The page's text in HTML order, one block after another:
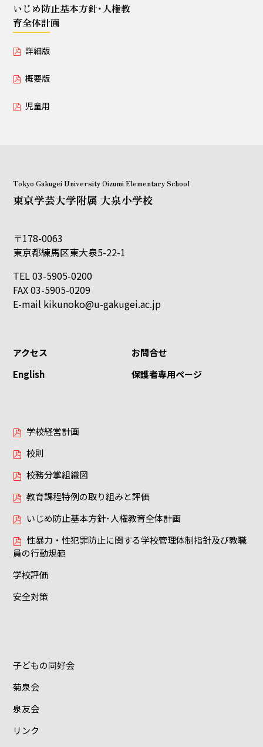
いじめ防止基本方針･人権教育全体計画
詳細版
児童用
いじめ防止基本方針･人権教
育全体計画
詳細版
概要版
児童用
Tokyo Gakugei University Oizumi Elementary School
東京学芸大学附属 大泉小学校
〒178-0063
東京都練馬区東大泉5-22-1
TEL 03-5905-0200
FAX 03-5905-0209
E-mail kikunoko@u-gakugei.ac.jp
アクセス
お問合せ
English
保護者専用ページ
学校経営計画
校則
校務分掌組織図
教育課程特例の取り組みと評価
いじめ防止基本方針･人権教育全体計画
性暴力・性犯罪防止に関する学校管理体制指針及び教職
員の行動規範
学校評価
安全対策
子どもの同好会
菊泉会
泉友会
リンク